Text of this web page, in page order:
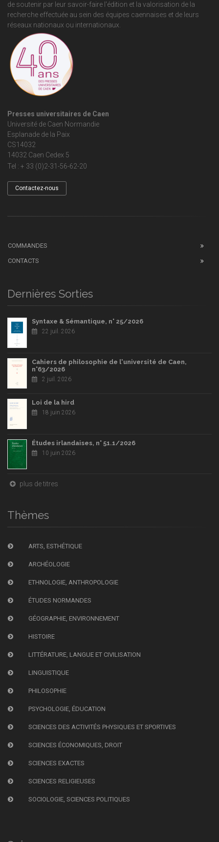
de soutenir par leur savoir-faire l'édition et la valorisation de la
recherche effectuée au sein des équipes caennaises et de leurs
réseaux nationaux ou internationaux.
Presses universitaires de Caen
Université de Caen Normandie
Esplanade de la Paix
CS14032
14032 Caen Cedex 5
Tel : + 33 (0)2-31-56-62-20
Contactez-nous
COMMANDES
CONTACTS
Dernières Sorties
Syntaxe & Sémantique, n° 25/2026
22 juil. 2026
Cahiers de philosophie de l'université de Caen,
n°63/2026
2 juil. 2026
Loi de la hird
18 juin 2026
Études irlandaises, n° 51.1/2026
10 juin 2026
plus de titres
Thèmes
ARTS, ESTHÉTIQUE
ARCHÉOLOGIE
ETHNOLOGIE, ANTHROPOLOGIE
ÉTUDES NORMANDES
GÉOGRAPHIE, ENVIRONNEMENT
HISTOIRE
LITTÉRATURE, LANGUE ET CIVILISATION
LINGUISTIQUE
PHILOSOPHIE
PSYCHOLOGIE, ÉDUCATION
SCIENCES DES ACTIVITÉS PHYSIQUES ET SPORTIVES
SCIENCES ÉCONOMIQUES, DROIT
SCIENCES EXACTES
SCIENCES RELIGIEUSES
SOCIOLOGIE, SCIENCES POLITIQUES